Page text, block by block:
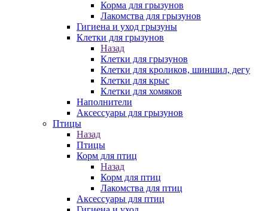
Корма для грызунов
Лакомства для грызунов
Гигиена и уход грызуны
Клетки для грызунов
Назад
Клетки для грызунов
Клетки для кроликов, шиншил, дегу
Клетки для крыс
Клетки для хомяков
Наполнители
Аксессуары для грызунов
Птицы
Назад
Птицы
Корм для птиц
Назад
Корм для птиц
Лакомства для птиц
Аксессуары для птиц